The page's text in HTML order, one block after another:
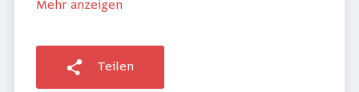
Mehr anzeigen
Teilen